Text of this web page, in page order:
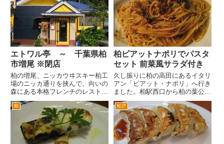
う方が多いかもしれません。 京
都の老舗店「虎屋」や「鶴屋八
幡」などほどの全国区ではないの
ですが...
ます。 入り口で先に注文をしま
す。先に店頭にあるメニューを...
エトワル亭 ～ 千葉県柏
市増尾 ※閉店
柏の増尾、ニッカウヰスキー柏工
場のニッカ通りを挟んで、向いの
森にある本格フレンチのレストラ
ンです。以前同じ場所で、レスト
ラン エトワルとして営業してい
ましたが、しばし休業していまし
た。 その後の２００８年７月に
装いも新たに「エトワル亭」と
柏ピアットナポリでパスタ
セット 前菜風サラダ付き
久し振りに柏の高田にあるイタリ
アン「ピアット・ナポリ」へ行き
ました。柏駅西口から柏の葉公園
方面へず～っと行ったバス通り沿
いにあります。 夜だったので、
結構店内は混んでました。カップ
ル、グループなどが多かったでし
ょうか。 やはりパスタが食べ
た...
柏 松戸